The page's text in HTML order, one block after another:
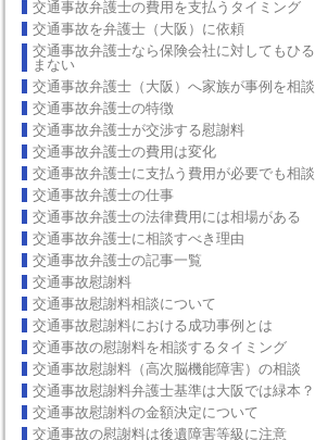
交通事故弁護士の費用を支払うタイミング
交通事故を弁護士（大阪）に依頼
交通事故弁護士なら保険会社に対してもひる
まない
交通事故弁護士（大阪）へ家族が事例を相談
交通事故弁護士の特徴
交通事故弁護士が交渉する慰謝料
交通事故弁護士の費用は変化
交通事故弁護士に支払う費用が必要でも相談
交通事故弁護士の仕事
交通事故弁護士の法律費用には相場がある
交通事故弁護士に相談すべき理由
交通事故弁護士の記事一覧
交通事故慰謝料
交通事故慰謝料相談について
交通事故慰謝料における成功事例とは
交通事故の慰謝料を相談するタイミング
交通事故慰謝料（高次脳機能障害）の相談
交通事故慰謝料弁護士基準は大阪では緑本？
交通事故慰謝料の金額決定について
交通事故の慰謝料は後遺障害等級に注意